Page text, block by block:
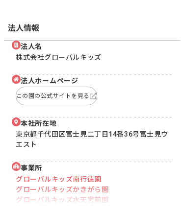
法人情報
法人名
株式会社グローバルキッズ
法人ホームページ
この園の公式サイトを見る
本社所在地
東京都千代田区富士見二丁目14番36号富士見ウ
エスト
事業所
グローバルキッズ南行徳園
グローバルキッズかきがら園
グローバルキッズ水天宮前園